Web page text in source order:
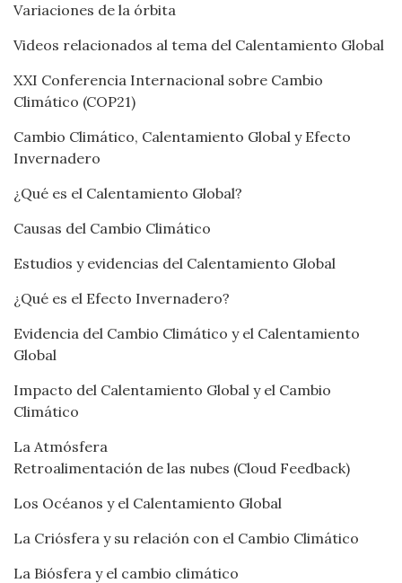
Variaciones de la órbita
Videos relacionados al tema del Calentamiento Global
XXI Conferencia Internacional sobre Cambio
Climático (COP21)
Cambio Climático, Calentamiento Global y Efecto
Invernadero
¿Qué es el Calentamiento Global?
Causas del Cambio Climático
Estudios y evidencias del Calentamiento Global
¿Qué es el Efecto Invernadero?
Evidencia del Cambio Climático y el Calentamiento
Global
Impacto del Calentamiento Global y el Cambio
Climático
La Atmósfera
Retroalimentación de las nubes (Cloud Feedback)
Los Océanos y el Calentamiento Global
La Criósfera y su relación con el Cambio Climático
La Biósfera y el cambio climático